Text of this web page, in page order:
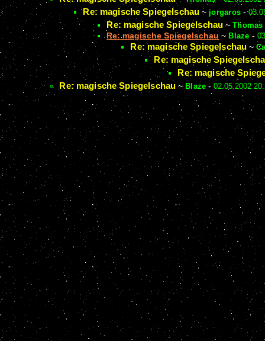
Re: magische Spiegelschau ~ jorgaros -
Re: magische Spiegelschau ~Thomas
Re: magische Spiegelschau~Blaze -
Re: magische Spiegelschau ~
Re: magische
Re: magische
Re: magische Spiegelschau ~Blaze -02.05.2002